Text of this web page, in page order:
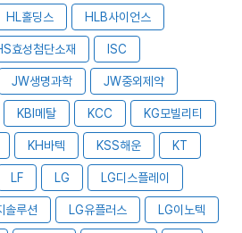
HL홀딩스 HLB사이언스
효성첨단소재 ISC
JW생명과학 JW중외제약
KBI메탈 KCC KG모빌리티
KH바텍 KSS해운 KT
LF LG LG디스플레이
솔루션 LG유플러스 LG이노텍